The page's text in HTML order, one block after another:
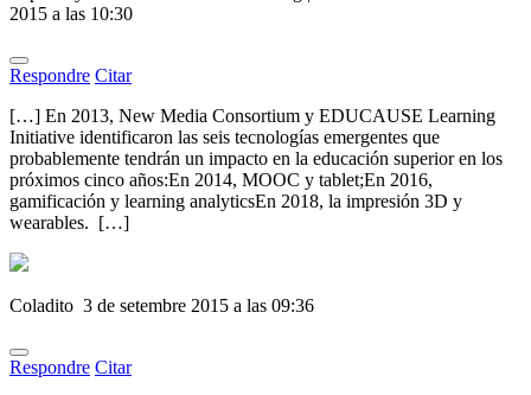
2015 a las 10:30
Respondre Citar
[…] En 2013, New Media Consortium y EDUCAUSE Learning
Initiative identificaron las seis tecnologías emergentes que
probablemente tendrán un impacto en la educación superior en los
próximos cinco años:En 2014, MOOC y tablet;En 2016,
gamificación y learning analyticsEn 2018, la impresión 3D y
wearables. […]
Coladito 3 de setembre 2015 a las 09:36
Respondre Citar